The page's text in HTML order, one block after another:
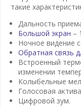
такие
Дальность
Большой экран –
Ночное видение
Обратная связь
Встроенный
изменении
Колыбельные
Голосовая
Цифровой зум.